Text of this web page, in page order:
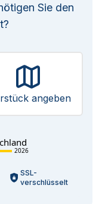
Sie den
angeben
2026
SSL-
verschlüsselt